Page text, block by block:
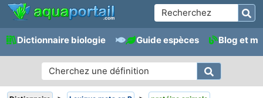
Dictionnaire biologie Guide espèces Blog et